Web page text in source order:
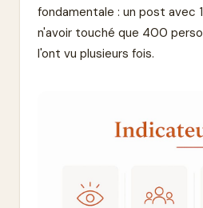
fondamentale : un post avec
n'avoir touché que 400
l'ont vu plusieurs fois.